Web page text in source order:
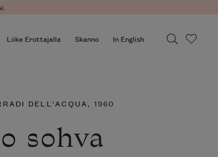
Liike Erottajalla Skanno In English
DELL'ACQUA, 1960
sohva